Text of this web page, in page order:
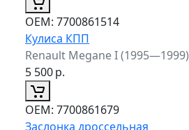
ОЕМ: 7700861514
Кулиса КПП
Renault Megane I (1995—1999)
5 500р.
ОЕМ: 7700861679
Заслонка дроссельная